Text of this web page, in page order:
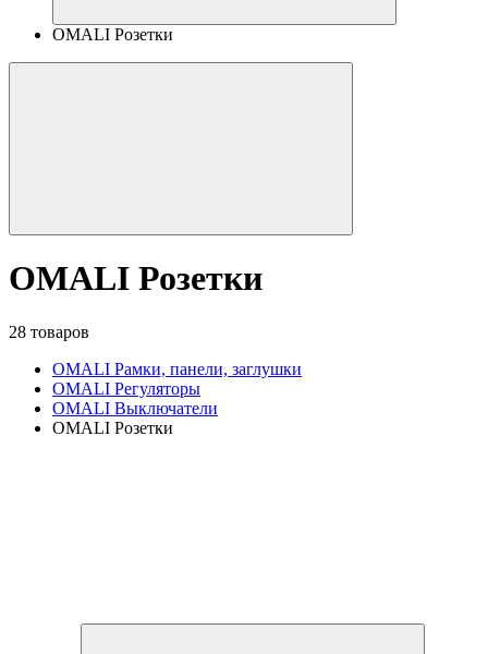
OMALI Розетки
OMALI Розетки
28 товаров
OMALI Рамки, панели, заглушки
OMALI Регуляторы
OMALI Выключатели
OMALI Розетки